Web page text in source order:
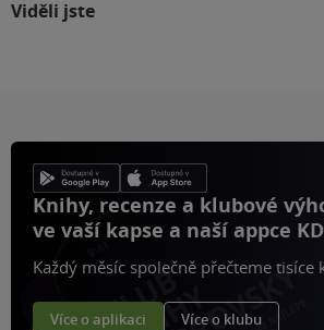
Viděli jste
Knihy, recenze a klubové
ve vaší kapse a naší appce
Každý měsíc společně přečteme tisíce
Více o aplikaci Více o klubu